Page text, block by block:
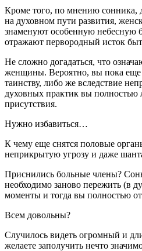
Кроме того, по мнению сонника,
на духовном пути развития,
знаменуют особенную небесную
отражают первородный исток
Не сложно догадаться, что
женщины. Вероятно, вы пока еще
таинству, либо же вследствие
духовных практик вы
присутствия.
Нужно избавиться…
К чему еще снятся половые
неприкрытую угрозу и даже
Приснились больные члены?
необходимо заново пережить (в
моменты и тогда вы полностью от
Всем довольны?
Случилось видеть огромный и
желаете заполучить нечто